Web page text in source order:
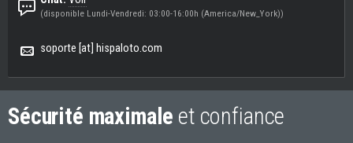
(disponible Lundi-Vendredi: 03:00-16:00h (America/New_York))
soporte [at] hispaloto.com
Sécurité maximale et confiance